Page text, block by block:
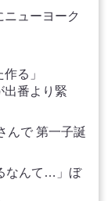
ューヨーク
る」
出番より緊
んで 第一子誕
なんて…」ぼ